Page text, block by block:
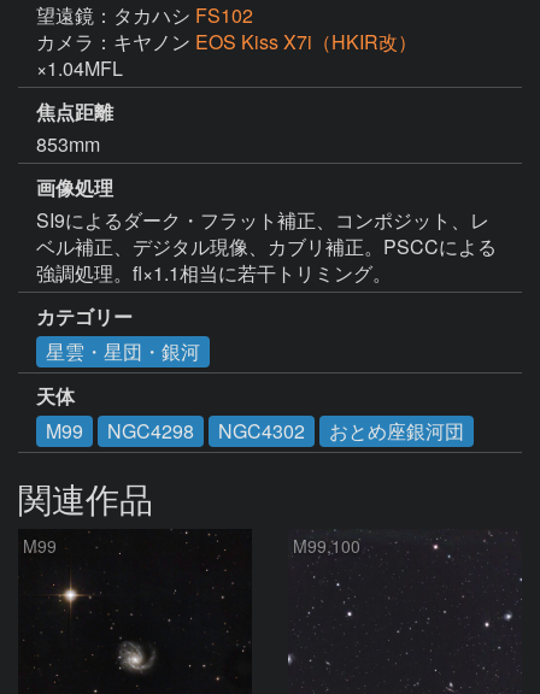
望遠鏡：タカハシ FS102
カメラ：キヤノン EOS Kiss X7i（HKIR改）
×1.04MFL
焦点距離
853mm
画像処理
SI9によるダーク・フラット補正、コンポジット、レ
ベル補正、デジタル現像、カブリ補正。PSCCによる
強調処理。fl×1.1相当に若干トリミング。
カテゴリー
星雲・星団・銀河
天体
M99
NGC4298 NGC4302 おとめ座銀河団
関連作品
M99 M99,100